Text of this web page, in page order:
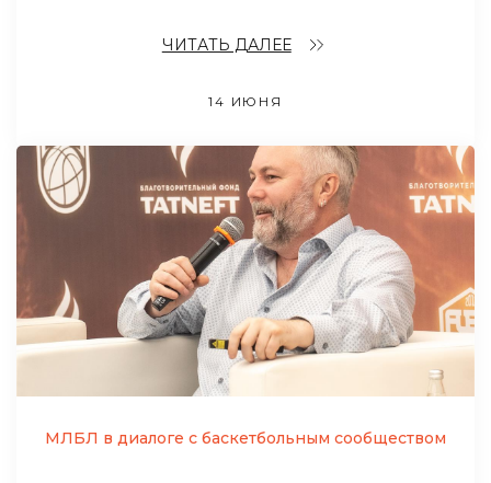
ЧИТАТЬ ДАЛЕЕ
14 ИЮНЯ
МЛБЛ в диалоге с баскетбольным сообществом